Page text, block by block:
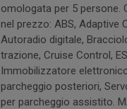
omologata per 5 persone.
nel prezzo: ABS, Adaptive
Autoradio digitale,
trazione, Cruise Control,
Immobilizzatore
parcheggio posteriori,
per parcheggio assistito.